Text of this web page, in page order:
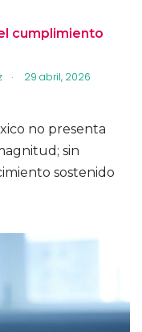
cumplimiento
.
29 abril, 2026
no presenta
sin
sostenido